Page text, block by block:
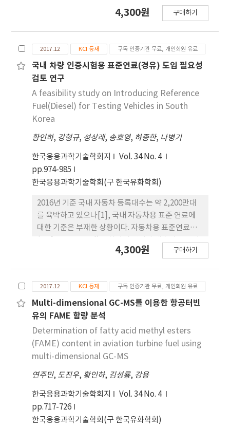
달라지기 때문에, 각 에너지원별 특성값을 파악하는
라 큰 변화는 없었으며, 국내에서 고시되고 있는 에너
지원별 열량환산기준 상의 석유계 에너지원에 대한
열량 및 탄소배출계수를 2013년과 2016년에 실제 시
료를 수집하여 발열량, 탄소함량 및 탄소배출계수를
산정한 결과값과의 비교분석에서는 대체적으로 일정
한 값을 유지하고 있는 것으로 나타났다. 또한, 석유계
2006 IPCC Guideline에 나타낸 값들과 비교하였으
며, 대부분의 에너지원이 2006 IPCC G/L의 기본값
및 상한, 하한 범위내의 값을 나타내었다.
4,300원 구매하기
2017.12 KCI 등재 구독 인증기관 무료, 개인회원 유료
국내 차량 인증시험용 표준연료(경유) 도입 필요성
검토 연구
A feasibility study on Introducing Reference
Fuel(Diesel) for Testing Vehicles in South
Korea
황인하, 강형규, 성상래, 송호영, 하종한, 나병기
한국응용과학기술학회지
Vol. 34 No. 4
pp.974-985
한국응용과학기술학회(구 한국유화학회)
2016년 기준 국내 자동차 등록대수는 약 2,200만대
를 육박하고 있으나[1], 국내 자동차용 표준 연료에
대한 기준은 부재한 상황이다. 자동차용 표준연료
증하거나 새로운 자동차를 개발할 때 차량의 성능 등
유통연료를 사용하고 있으며, 유통연료는 석유 및 석
유대체연료사업법과 대기환경보전법상의 품질기준
을 만족하지만 각 제조사의 원료와 공정 등에 따라 연
료의 물성 차이가 있어 차량 시험 시 편차가 발생할 수
있다. 본 연구에서는 국내 유통되는 자동차용 경유 품
질모니터링 분석결과를 바탕으로 자동차용 경유의 시
량에 적용하여 표준연료 기준(안)을 평가하였다.
4,300원 구매하기
2017.12 KCI 등재 구독 인증기관 무료, 개인회원 유료
Multi-dimensional GC-MS를 이용한 항공터빈
유의 FAME 함량 분석
Determination of fatty acid methyl esters
(FAME) content in aviation turbine fuel using
multi-dimensional GC-MS
연주민, 도진우, 황인하, 김성룡, 강용
한국응용과학기술학회지
Vol. 34 No. 4
pp.717-726
한국응용과학기술학회(구 한국유화학회)